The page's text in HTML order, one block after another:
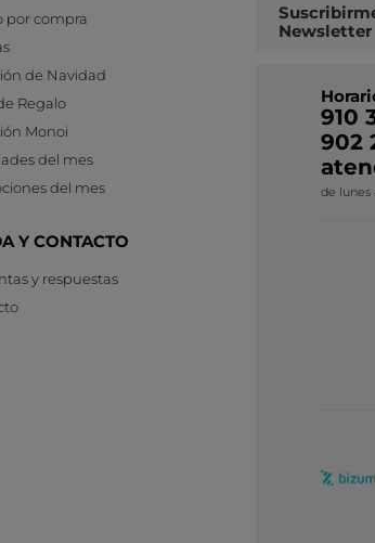
por compra
de Navidad
Regalo
Monoi
del mes
del mes
Y CONTACTO
y respuestas
Newsletter
910
902
de lunes